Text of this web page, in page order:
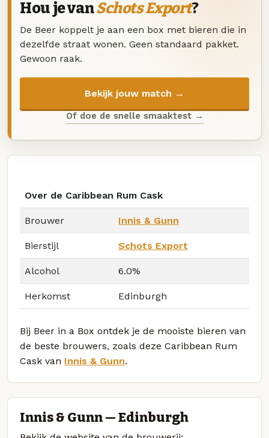
Hou je vanSchots Export?
De Beer koppelt je aan een box met bieren die in
dezelfde straat wonen. Geen standaard pakket.
Gewoon raak.
Bekijk jouw match →
Of doe de snelle smaaktest →
Over de Caribbean Rum Cask
Brouwer Innis & Gunn
Bierstijl Schots Export
Alcohol 6.0%
Herkomst Edinburgh
Bij Beer in a Box ontdek je de mooiste bieren van
de beste brouwers, zoals deze Caribbean Rum
Cask van Innis & Gunn.
Innis & Gunn — Edinburgh